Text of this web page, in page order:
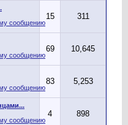
15 311
69 10,645
83 5,253
4 898